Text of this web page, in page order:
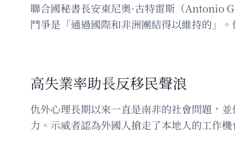
聯合國秘書長安東尼奧·古特雷斯（Antonio
鬥爭是「通過國際和非洲團結得以維持的」
高失業率助長反移民聲浪
仇外心理長期以來一直是南非的社會問題，
力。示威者認為外國人搶走了本地人的工作